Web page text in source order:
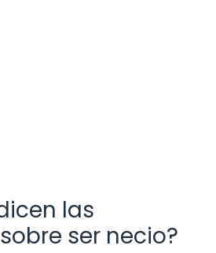
las
ser necio?